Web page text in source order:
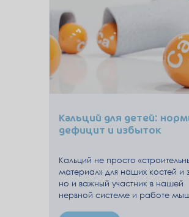
Кальций для детей:
дефицит и избыток
Кальций не просто
материал» для наших костей и
но и важный участник в нашей
нервной системе и работе